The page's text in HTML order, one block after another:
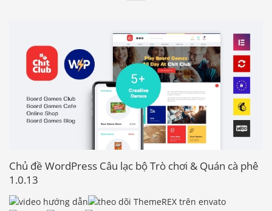
Chủ đề WordPress Câu lạc bộ Trò chơi & Quán cà phê
1.0.13